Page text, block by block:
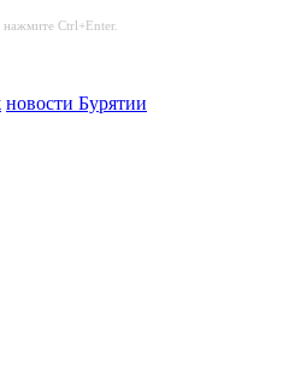
нажмите Ctrl+Enter.
новости Бурятии